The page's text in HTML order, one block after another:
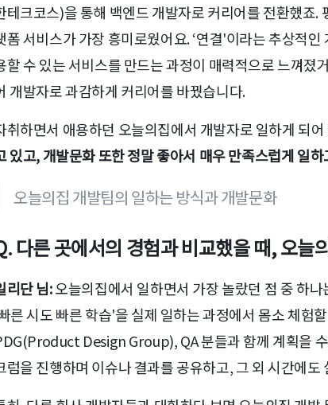
테크코스)을 통해 백엔드 개발자로 커리어를 전환했죠
폼 서비스가 가장 흥미로웠어요. ‘연결'이라는 추상적
할 수 있는 서비스를 만드는 과정이 매력적으로 느껴졌
개발자로 과감하게 커리어를 바꿨습니다.
취하면서 애용하던 오늘의집에서 개발자로 일하게 되
있고, 개발문화 또한 정말 좋아서 매우 만족스럽게 일
오늘의집 개발팀의 일하는 방식과 개발문화
다른 곳에서의 경험과 비교했을 때, 오늘
리단 님:오늘의집에서 일하면서 가장 놀랐던 점 중 하나
른 시도 빠른 학습'을 실제 일하는 과정에서 몸소 체험
Design Group), QA 분들과 함께 계획을
럼을 진행하며 이슈나 결과를 공유하고, 그 외 시간에